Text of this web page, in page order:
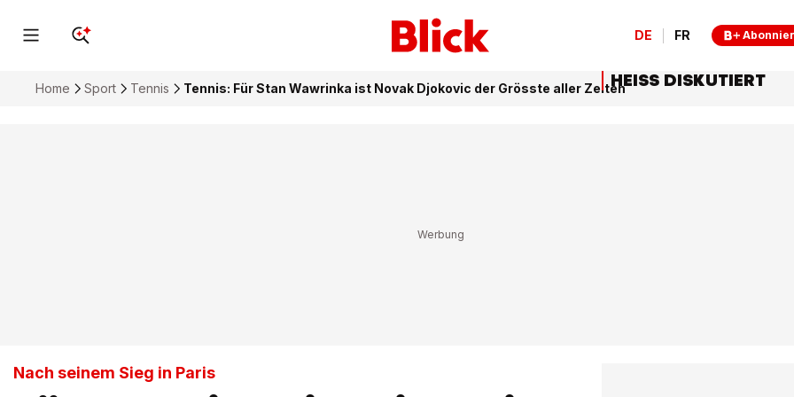
DE FR
Home Sport Tennis Tennis: Für Stan Wawrinka ist Novak Djokovic der Grösste aller Zeiten
Nach seinem Sieg in Paris
HEISS DISKUTIERT